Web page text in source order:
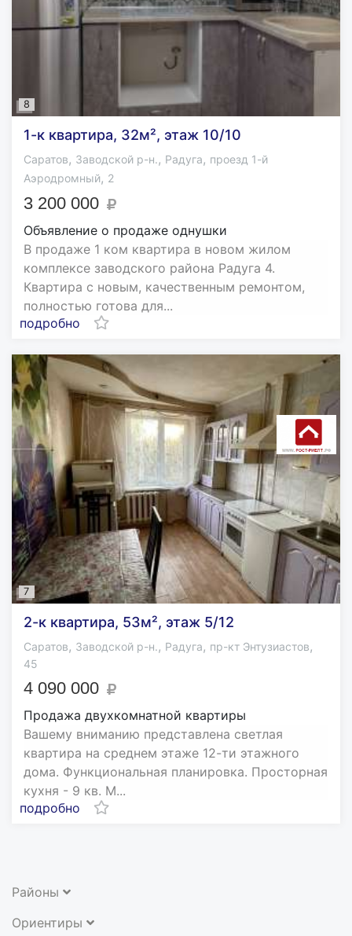
8
1-к квартира, 32м², этаж 10/10
Саратов, Заводской р-н., Радуга, проезд 1-й
Аэродромный, 2
3 200 000
Объявление о продаже однушки
В продаже 1 ком квартира в новом жилом
комплексе заводского района Радуга 4.
Квартира с новым, качественным ремонтом,
полностью готова для...
подробно
7
2-к квартира, 53м², этаж 5/12
Саратов, Заводской р-н., Радуга, пр-кт Энтузиастов,
45
4 090 000
Продажа двухкомнатной квартиры
Вашему вниманию представлена светлая
квартира на среднем этаже 12-ти этажного
дома. Функциональная планировка. Просторная
кухня - 9 кв. М...
подробно
Районы
Ориентиры